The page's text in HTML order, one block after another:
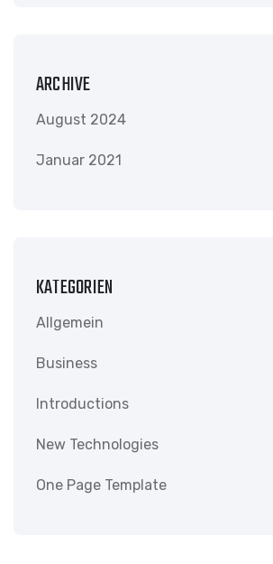
ARCHIVE
August 2024
Januar 2021
KATEGORIEN
Allgemein
Business
Introductions
New Technologies
One Page Template